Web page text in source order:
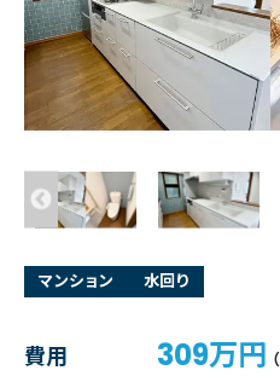
マンション 水回り
費用 309万円